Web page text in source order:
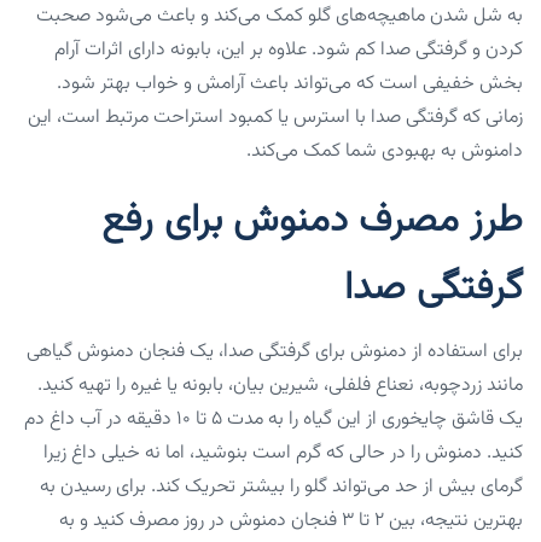
به شل شدن ماهیچه‌های گلو کمک‌ می‌کند و باعث می‌شود صحبت
کردن و گرفتگی صدا کم شود. علاوه بر این، بابونه دارای اثرات آرام
بخش خفیفی است که‌ می‌تواند باعث آرامش و خواب بهتر شود.
زمانی که گرفتگی صدا با استرس یا کمبود استراحت مرتبط است، این
دامنوش به بهبودی شما کمک‌ می‌کند.
طرز مصرف دمنوش برای رفع
گرفتگی صدا
برای استفاده از دمنوش برای گرفتگی صدا، یک فنجان دمنوش گیاهی
مانند زردچوبه، نعناع فلفلی، شیرین بیان، بابونه یا غیره را تهیه کنید.
یک قاشق چایخوری از این گیاه را به مدت ۵ تا ۱۰ دقیقه در آب داغ دم
کنید. ‌دمنوش را در حالی که گرم است بنوشید، اما نه خیلی داغ زیرا
گرمای بیش از حد می‌تواند گلو را بیشتر تحریک کند. برای رسیدن به
بهترین نتیجه، بین ۲ تا ۳ فنجان ‌دمنوش در روز مصرف کنید و به